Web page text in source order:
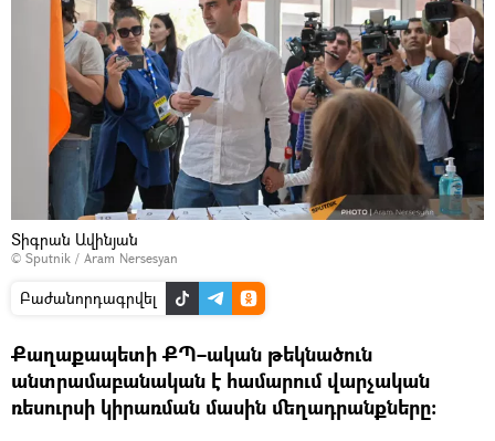
Տիգրան Ավինյան
© Sputnik / Aram Nersesyan
Բաժանորդագրվել
Քաղաքապետի ՔՊ–ական թեկնածուն
անտրամաբանական է համարում վարչական
ռեսուրսի կիրառման մասին մեղադրանքները։